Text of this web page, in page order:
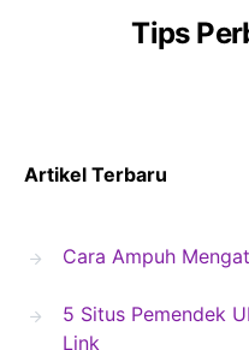
Tips
Artikel Terbaru
Cara Ampuh
5 Situs Pemendek
Link